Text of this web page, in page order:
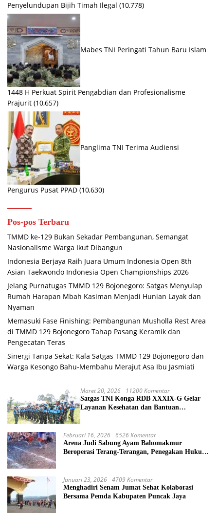
Penyelundupan Bijih Timah Ilegal (10,778)
Mabes TNI Peringati Tahun Baru Islam
1448 H Perkuat Spirit Pengabdian dan Profesionalisme
Prajurit (10,657)
Panglima TNI Terima Audiensi
Pengurus Pusat PPAD (10,630)
Pos-pos Terbaru
TMMD ke-129 Bukan Sekadar Pembangunan, Semangat
Nasionalisme Warga Ikut Dibangun
Indonesia Berjaya Raih Juara Umum Indonesia Open 8th
Asian Taekwondo Indonesia Open Championships 2026
Jelang Purnatugas TMMD 129 Bojonegoro: Satgas Menyulap
Rumah Harapan Mbah Kasiman Menjadi Hunian Layak dan
Nyaman
Memasuki Fase Finishing: Pembangunan Musholla Rest Area
di TMMD 129 Bojonegoro Tahap Pasang Keramik dan
Pengecatan Teras
Sinergi Tanpa Sekat: Kala Satgas TMMD 129 Bojonegoro dan
Warga Kesongo Bahu-Membahu Merajut Asa Ibu Jasmiati
Maret 20, 2026 11200 Komentar
Satgas TNI Konga RDB XXXIX-G Gelar
Layanan Kesehatan dan Bantuan
Februari 16, 2026 6526 Komentar
Arena Judi Sabung Ayam Bahomakmur
Beroperasi Terang-Terangan, Penegakan Hukum
Januari 23, 2026 4709 Komentar
Menghadiri Senam Jumat Sehat Kolaborasi
Bersama Pemda Kabupaten Puncak Jaya